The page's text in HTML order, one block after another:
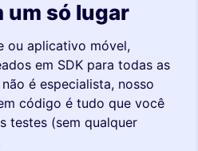
um só lugar
ou aplicativo móvel,
em SDK para todas as
é especialista, nosso
código é tudo que você
testes (sem qualquer